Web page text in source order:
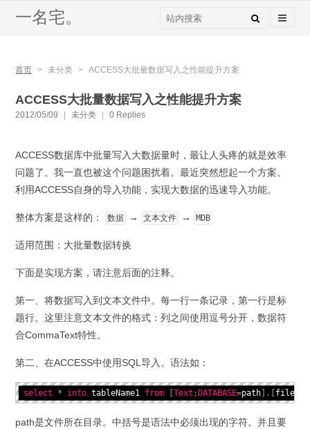
一名宅。
首页 > 未分类 > ACCESS大批量数据写入之性能提升方案
ACCESS大批量数据写入之性能提升方案
2012/05/09 未分类 0 Replies
ACCESS数据库中批量写入大数据量时，最让人头疼的就是效率
问题了。我一直也被这个问题困扰着。最近突然想起一个方案。
利用ACCESS自身的导入功能，实现大数据的迅速导入功能。
整体方案是这样的： 数据 → 文本文件 → MDB
适用范围：大批量数据转换
下面是实现方案，请注意后面的注释。
第一、将数据写入到文本文件中。每一行一条记录，第一行是标
题行。这里注意文本文件的格式：列之间使用逗号分开，数据符
合CommaText特性。
第二、在ACCESS中使用SQL导入。语法如：
select * into tableName1 from Text ; DATABASE=path] .
path是文件所在目录。中括号是语法中必须出现的字符。并且要